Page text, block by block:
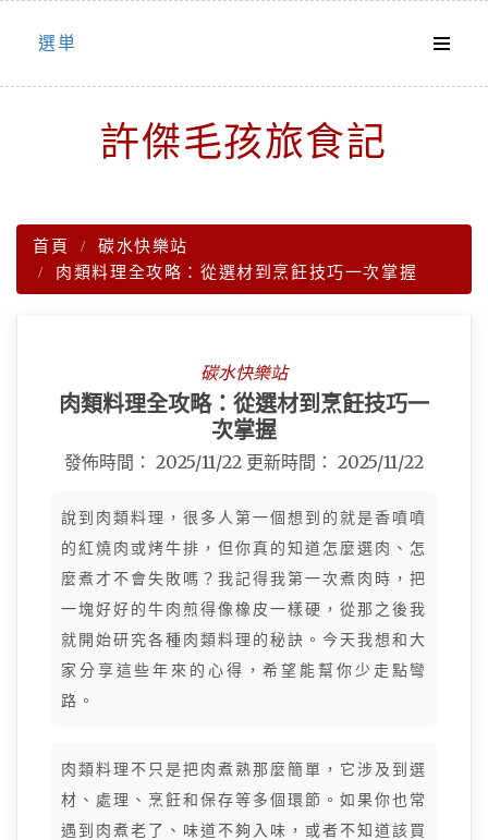
Skip
選単
許傑毛孩旅食記
首頁
碳水快樂站
肉類料理全攻略：從選材到烹飪技巧一次掌握
碳水快樂站
肉類料理全攻略：從選材到烹飪技巧一
次掌握
發佈時間： 2025/11/22 更新時間： 2025/11/22
說到肉類料理，很多人第一個想到的就是香噴噴
的紅燒肉或烤牛排，但你真的知道怎麼選肉、怎
麼煮才不會失敗嗎？我記得我第一次煮肉時，把
一塊好好的牛肉煎得像橡皮一樣硬，從那之後我
就開始研究各種肉類料理的秘訣。今天我想和大
家分享這些年來的心得，希望能幫你少走點彎
路。
肉類料理不只是把肉煮熟那麼簡單，它涉及到選
材、處理、烹飪和保存等多個環節。如果你也常
遇到肉煮老了、味道不夠入味，或者不知道該買